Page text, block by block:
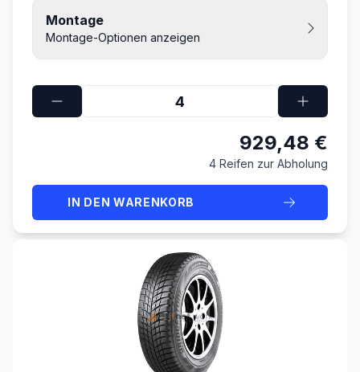
Montage
Montage-Optionen anzeigen
929,48 €
4 Reifen zur Abholung
IN DEN WARENKORB